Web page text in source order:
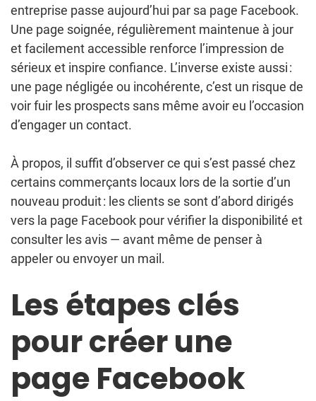
entreprise passe aujourd’hui par sa page Facebook.
Une page soignée, régulièrement maintenue à jour
et facilement accessible renforce l’impression de
sérieux et inspire confiance. L’inverse existe aussi :
une page négligée ou incohérente, c’est un risque de
voir fuir les prospects sans même avoir eu l’occasion
d’engager un contact.
À propos, il suffit d’observer ce qui s’est passé chez
certains commerçants locaux lors de la sortie d’un
nouveau produit : les clients se sont d’abord dirigés
vers la page Facebook pour vérifier la disponibilité et
consulter les avis — avant même de penser à
appeler ou envoyer un mail.
Les étapes clés
pour créer une
page Facebook